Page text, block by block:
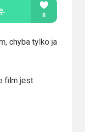
chyba tylko ja
film jest